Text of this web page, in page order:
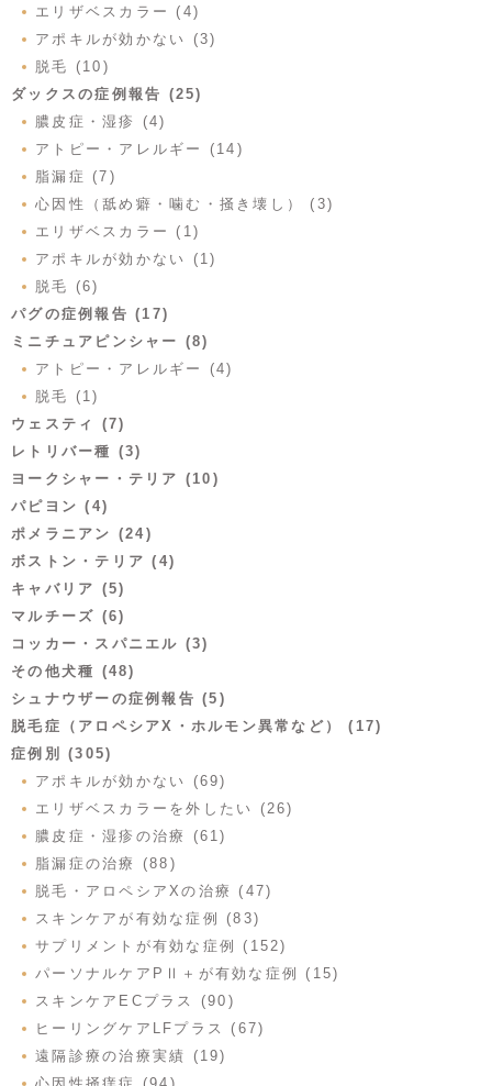
エリザベスカラー (4)
アポキルが効かない (3)
脱毛 (10)
ダックスの症例報告 (25)
膿皮症・湿疹 (4)
アトピー・アレルギー (14)
脂漏症 (7)
心因性（舐め癖・噛む・掻き壊し） (3)
エリザベスカラー (1)
アポキルが効かない (1)
脱毛 (6)
パグの症例報告 (17)
ミニチュアピンシャー (8)
アトピー・アレルギー (4)
脱毛 (1)
ウェスティ (7)
レトリバー種 (3)
ヨークシャー・テリア (10)
パピヨン (4)
ポメラニアン (24)
ボストン・テリア (4)
キャバリア (5)
マルチーズ (6)
コッカー・スパニエル (3)
その他犬種 (48)
シュナウザーの症例報告 (5)
脱毛症（アロペシアX・ホルモン異常など） (17)
症例別 (305)
アポキルが効かない (69)
エリザベスカラーを外したい (26)
膿皮症・湿疹の治療 (61)
脂漏症の治療 (88)
脱毛・アロペシアXの治療 (47)
スキンケアが有効な症例 (83)
サプリメントが有効な症例 (152)
パーソナルケアPⅡ＋が有効な症例 (15)
スキンケアECプラス (90)
ヒーリングケアLFプラス (67)
遠隔診療の治療実績 (19)